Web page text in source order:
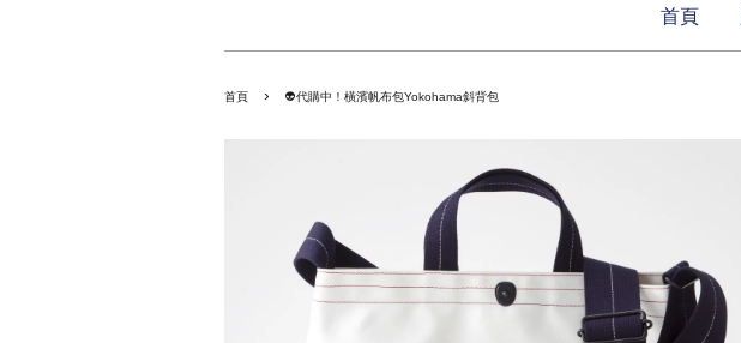
首頁
首頁 › 👽代購中！橫濱帆布包Yokohama斜背包